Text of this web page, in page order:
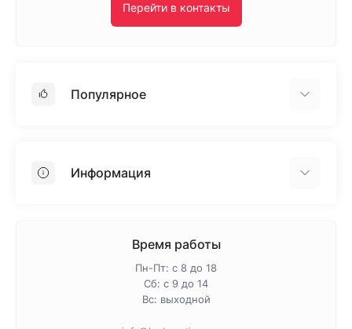
Перейти в контакты
Популярное
ПенопластИнформация
Политика конфиденциальности
Время работы
Пн-Пт: с 8 до 18
Сб: с 9 до 14
Вс: выходной